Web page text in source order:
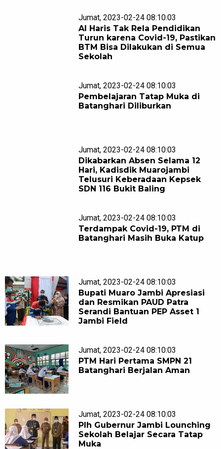
Jumat, 2023-02-24 08:10:03
Al Haris Tak Rela Pendidikan
Turun karena Covid-19, Pastikan
BTM Bisa Dilakukan di Semua
Sekolah
Jumat, 2023-02-24 08:10:03
Pembelajaran Tatap Muka di
Batanghari Diliburkan
Jumat, 2023-02-24 08:10:03
Dikabarkan Absen Selama 12
Hari, Kadisdik Muarojambi
Telusuri Keberadaan Kepsek
SDN 116 Bukit Baling
Jumat, 2023-02-24 08:10:03
Terdampak Covid-19, PTM di
Batanghari Masih Buka Katup
Jumat, 2023-02-24 08:10:03
Bupati Muaro Jambi Apresiasi
dan Resmikan PAUD Patra
Serandi Bantuan PEP Asset 1
Jambi Field
Jumat, 2023-02-24 08:10:03
PTM Hari Pertama SMPN 21
Batanghari Berjalan Aman
Jumat, 2023-02-24 08:10:03
Plh Gubernur Jambi Lounching
Sekolah Belajar Secara Tatap
Muka